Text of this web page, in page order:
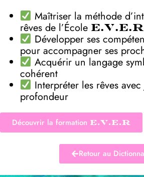
Maîtriser la méthode
rêves de l’École E.V.E.R
Développer ses
pour accompagner ses
Acquérir un langage
cohérent
Interpréter les rêves avec
profondeur
Découvrir la formation E.V.E.R
Retour au